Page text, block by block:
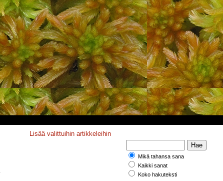
Lisää valittuihin artikkeleihin
Mikä tahansa sana
Kaikki sanat
Koko hakuteksti